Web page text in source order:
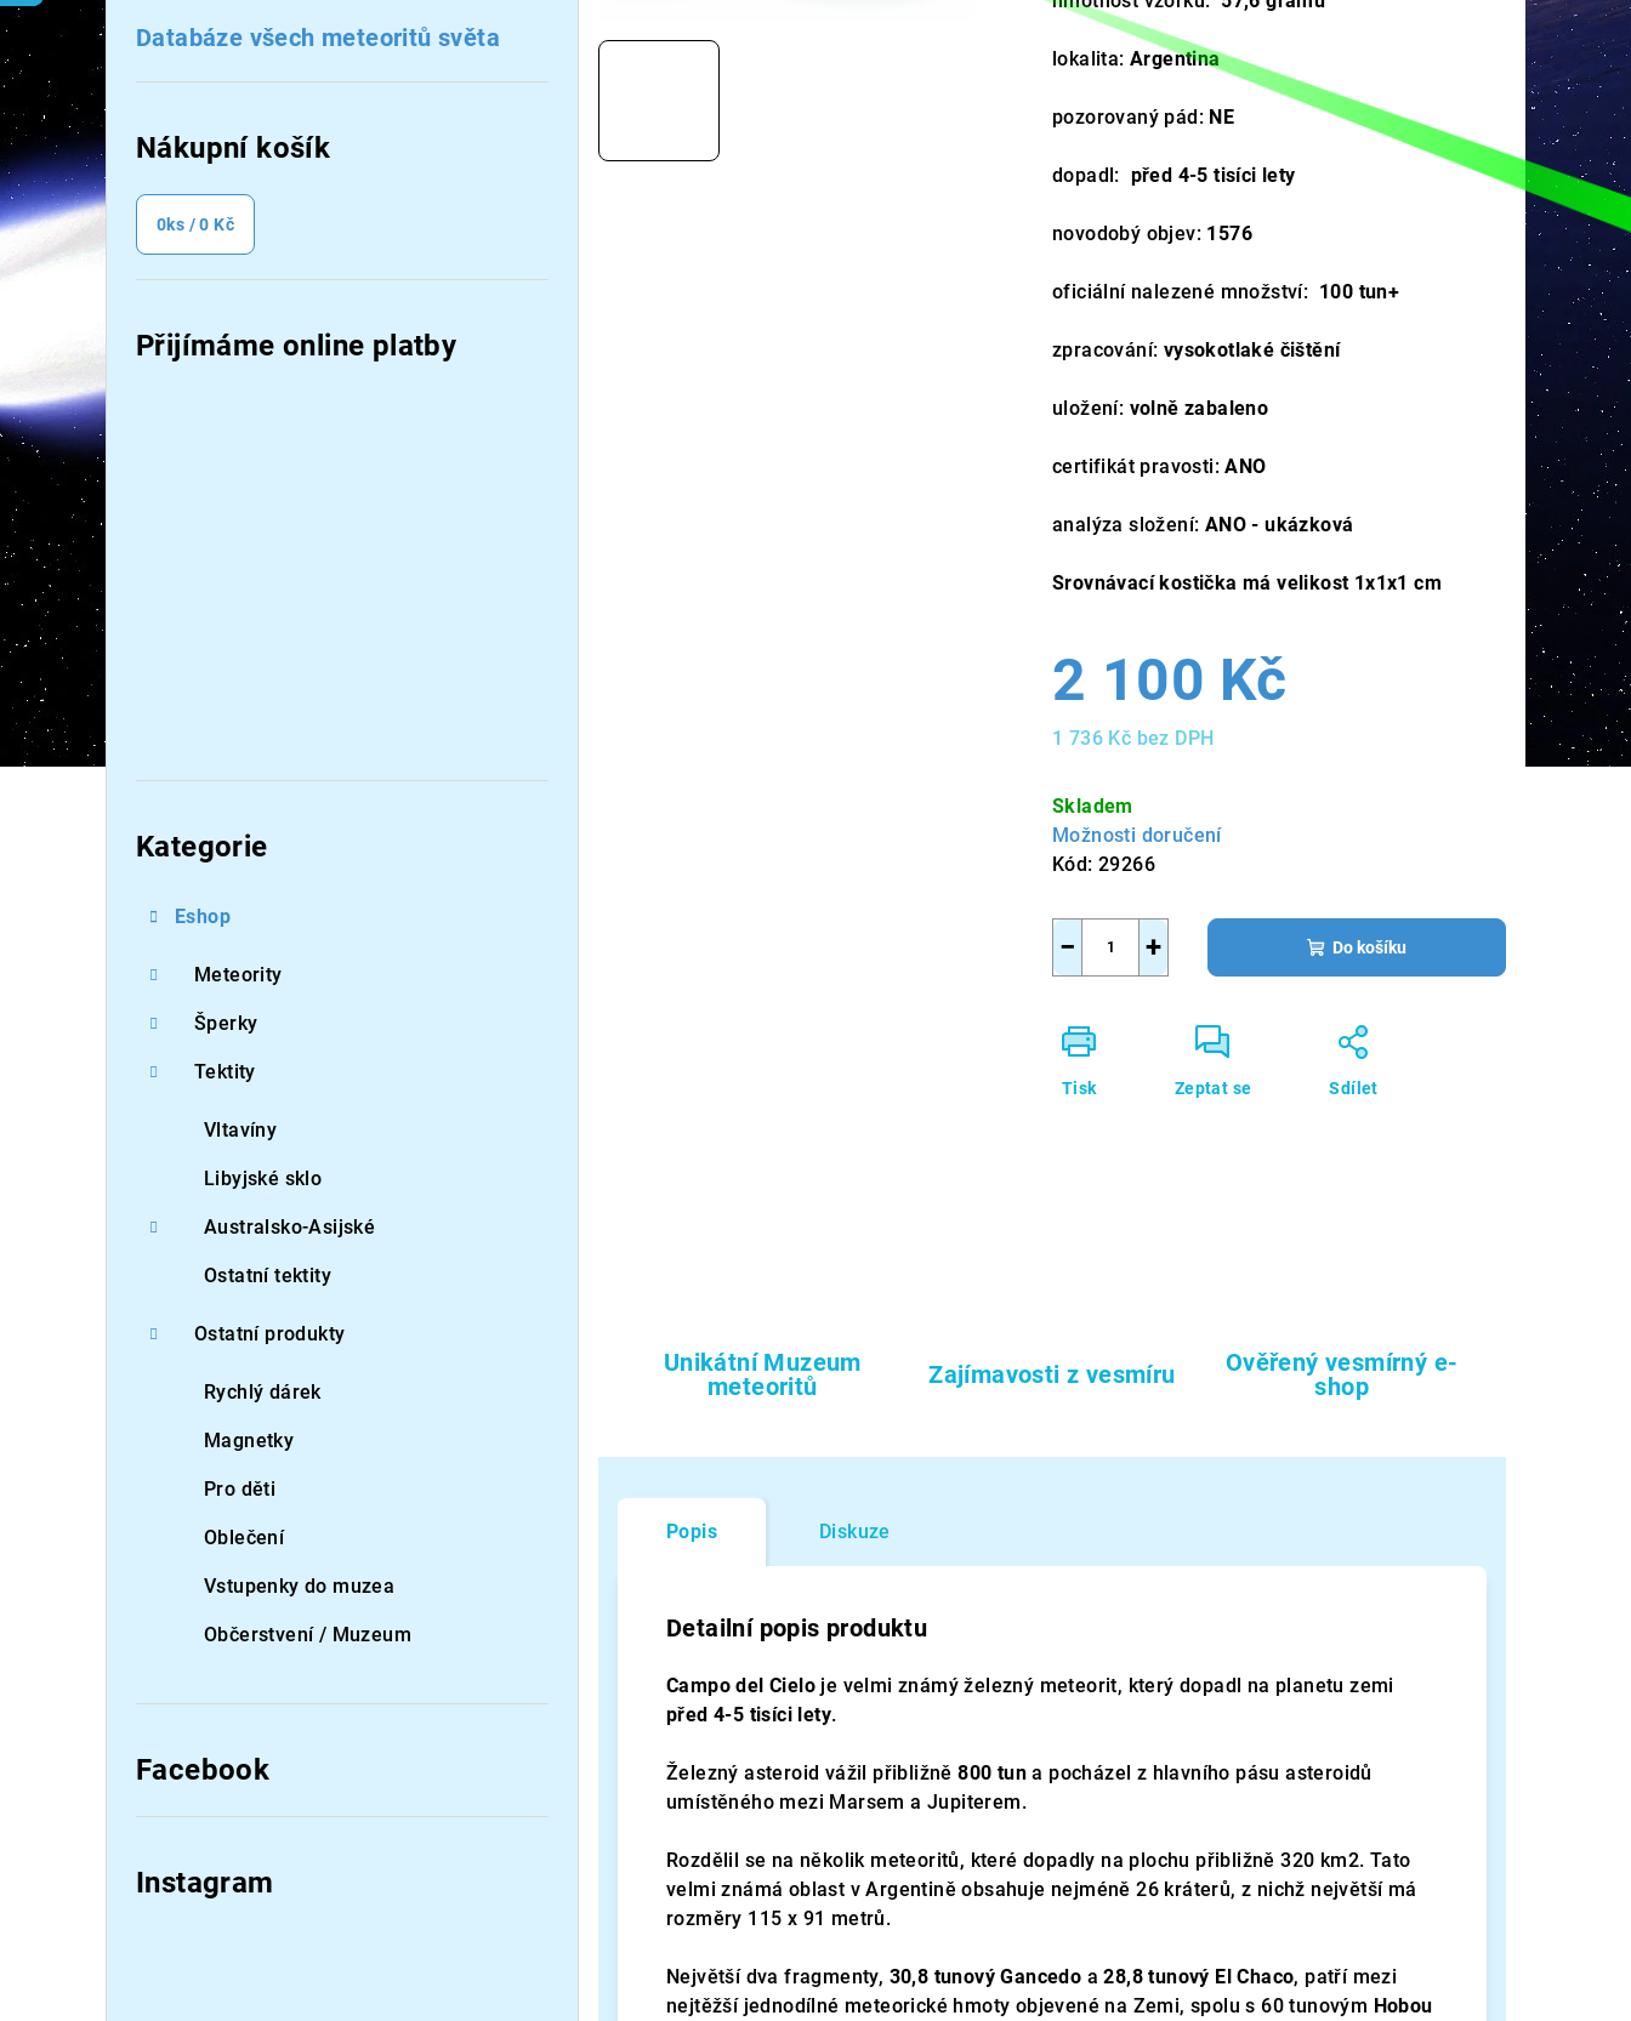
í
p
a
Databáze všech meteoritů světa
Nákupní košík
0ks /0 Kč
Přijímáme online platby
Kategorie
Eshop
Meteority
Šperky
Tektity
Vltavíny
Libyjské sklo
Australsko-Asijské
Ostatní tektity
Ostatní produkty
Rychlý dárek
Magnetky
Pro děti
Oblečení
Vstupenky do muzea
Občerstvení / Muzeum
Facebook
Instagram
lokalita: Argentina
pozorovaný pád: NE
dopadl: před 4-5 tisíci lety
novodobý objev: 1576
oficiální nalezené množství: 100 tun+
zpracování: vysokotlaké čištění
uložení: volně zabaleno
certifikát pravosti: ANO
analýza složení: ANO - ukázková
Srovnávací kostička má velikost 1x1x1 cm
2 100 Kč
1 736 Kč bez DPH
cena:
Skladem
Možnosti doručení
Kód: 29266
+
− Do košíku
Tisk Zeptat se Sdílet
Unikátní Muzeum
meteoritů
Zajímavosti z vesmíru
Ověřený vesmírný e-
shop
Popis Diskuze
Detailní popis produktu
Campo del Cielo je velmi známý železný meteorit, který dopadl na planetu zemi
před 4-5 tisíci lety.
Železný asteroid vážil přibližně800 tun a pocházel z hlavního pásu asteroidů
umístěného mezi Marsem a Jupiterem.
Rozdělil se na několik meteoritů, které dopadly na plochu přibližně 320 km2. Tato
velmi známá oblast v Argentině obsahuje nejméně 26 kráterů, z nichž největší má
rozměry 115 x 91 metrů.
Největší dva fragmenty, 30,8 tunový Gancedo a28,8 tunový El Chaco, patří mezi
nejtěžší jednodílné meteorické hmoty objevené na Zemi, spolu s 60 tunovým Hobou